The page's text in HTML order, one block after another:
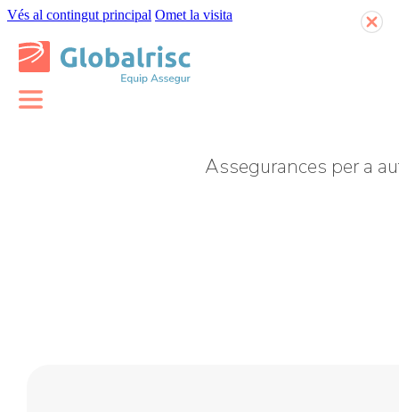
Vés al contingut principal Omet la visita
Assegurances per a